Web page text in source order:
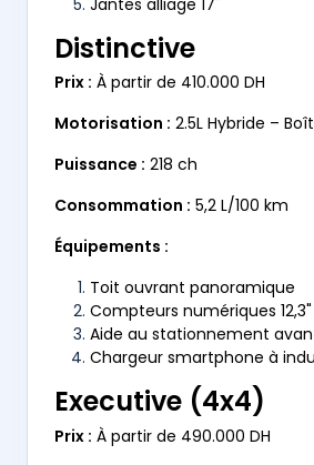
Jantes alliage 17"
Distinctive
Prix : À partir de 410.000 DH
Motorisation : 2.5L Hybride –
Puissance : 218 ch
Consommation : 5,2 L/100 km
Équipements :
Toit ouvrant panoramique
Compteurs numériques 12,3"
Aide au stationnement
Chargeur smartphone à
Executive (4x4)
Prix : À partir de 490.000 DH